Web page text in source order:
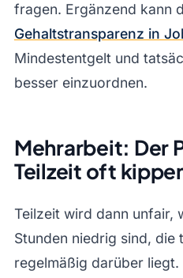
fragen. Ergänzend kann
Gehaltstransparenz in
Mindestentgelt und
besser einzuordnen.
Mehrarbeit: Der
Teilzeit oft
Teilzeit wird dann unfair,
Stunden niedrig sind,
regelmäßig darüber